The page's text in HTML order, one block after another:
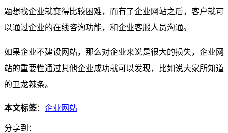
题想找企业就变得比较困难，而有了企业网站之后，客户就可
以通过企业的在线咨询功能，和企业客服人员沟通。
如果企业不建设网站，那么对企业来说是很大的损失，企业网
站的重要性通过其他企业成功就可以发现，比如说大家所知道
的卫龙辣条。
本文标签： 企业网站
分享到：